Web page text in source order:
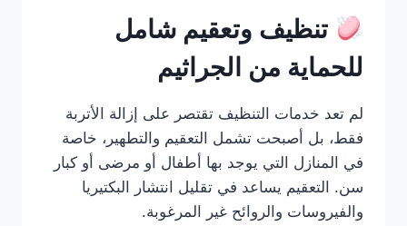
تنظيف وتعقيم شامل
للحماية من الجراثيم
لم تعد خدمات التنظيف تقتصر على إزالة الأتربة
فقط، بل أصبحت تشمل التعقيم والتطهير، خاصة
في المنازل التي يوجد بها أطفال أو مرضى أو كبار
سن. التعقيم يساعد في تقليل انتشار البكتيريا
والفيروسات والروائح غير المرغوبة.